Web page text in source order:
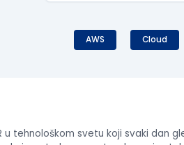
AWS Cloud
u tehnološkom svetu koji svaki dan